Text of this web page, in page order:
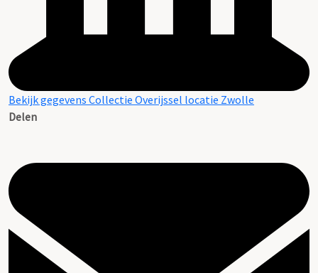
Bekijk gegevens Collectie Overijssel locatie Zwolle
Delen